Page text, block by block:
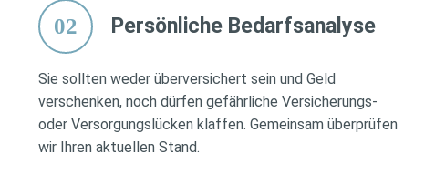
02 Persönliche Bedarfsanalyse
Sie sollten weder überversichert sein und Geld
verschenken, noch dürfen gefährliche Versicherungs-
oder Versorgungslücken klaffen. Gemeinsam überprüfen
wir Ihren aktuellen Stand.